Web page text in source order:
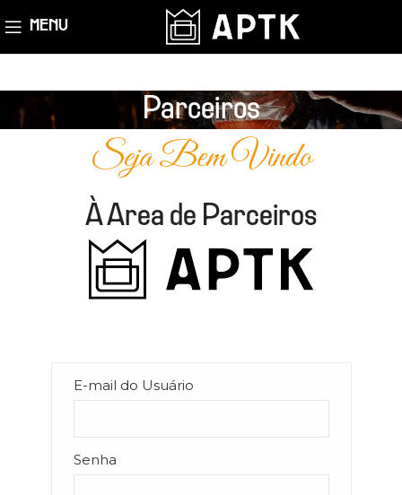
MENU
Parceiros
Seja Bem Vindo
À Area de Parceiros
E-mail do Usuário
Senha